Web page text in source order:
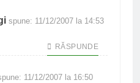
spune: 11/12/2007 la 14:53
RĂSPUNDE
11/12/2007 la 16:50